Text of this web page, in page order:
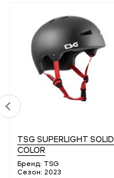
TSG SUPERLIGHT SOLID
COLOR
Бренд: TSG
Сезон: 2023